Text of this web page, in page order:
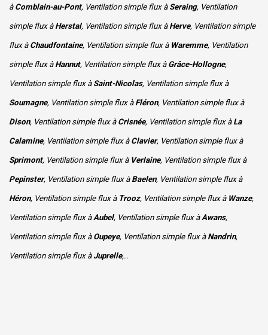
à Comblain-au-Pont, Ventilation simple flux à Seraing, Ventilation
simple flux àHerstal, Ventilation simple flux à Herve, Ventilation simple
flux à Chaudfontaine, Ventilation simple flux à Waremme, Ventilation
simple flux à Hannut, Ventilation simple flux à Grâce-Hollogne,
Ventilation simple flux à Saint-Nicolas, Ventilation simple flux à
Soumagne, Ventilation simple flux à Fléron, Ventilation simple flux à
Dison, Ventilation simple flux à Crisnée, Ventilation simple flux à La
Calamine, Ventilation simple flux à Clavier, Ventilation simple flux à
Sprimont, Ventilation simple flux à Verlaine, Ventilation simple flux à
Pepinster, Ventilation simple flux à Baelen, Ventilation simple flux à
Héron, Ventilation simple flux à Trooz, Ventilation simple flux à Wanze,
Ventilation simple flux àAubel, Ventilation simple flux àAwans,
Ventilation simple flux à Oupeye, Ventilation simple flux à Nandrin,
Ventilation simple flux à Juprelle,..